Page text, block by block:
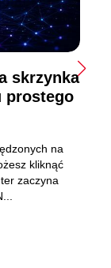
skrzynka
prostego
na
kliknąć
zaczyna